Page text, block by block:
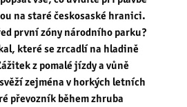
na staré českosaské hranici.
první zóny národního parku?
které se zrcadlí na hladině
z pomalé jízdy a vůně
zejména v horkých letních
převozník během zhruba